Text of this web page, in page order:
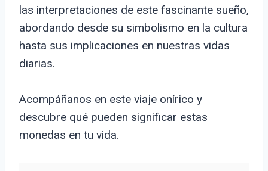
las interpretaciones de este fascinante sueño,
abordando desde su simbolismo en la cultura
hasta sus implicaciones en nuestras vidas
diarias.
Acompáñanos en este viaje onírico y
descubre qué pueden significar estas
monedas en tu vida.